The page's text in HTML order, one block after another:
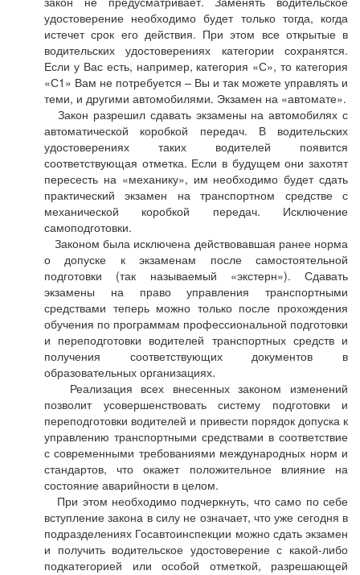
удостоверение необходимо будет только тогда, когда
истечет срок его действия. При этом все открытые в
водительских удостоверениях категории сохранятся.
Если у Вас есть, например, категория «С», то категория
«С1» Вам не потребуется – Вы и так можете управлять и
теми, и другими автомобилями. Экзамен на «автомате».
Закон разрешил сдавать экзамены на автомобилях с
автоматической коробкой передач. В водительских
удостоверениях таких водителей появится
соответствующая отметка. Если в будущем они захотят
пересесть на «механику», им необходимо будет сдать
практический экзамен на транспортном средстве с
механической коробкой передач. Исключение
самоподготовки.
Законом была исключена действовавшая ранее норма
о допуске к экзаменам после самостоятельной
подготовки (так называемый «экстерн»). Сдавать
экзамены на право управления транспортными
средствами теперь можно только после прохождения
обучения по программам профессиональной подготовки
и переподготовки водителей транспортных средств и
получения соответствующих документов в
образовательных организациях.
Реализация всех внесенных законом изменений
позволит усовершенствовать систему подготовки и
переподготовки водителей и привести порядок допуска к
управлению транспортными средствами в соответствие
с современными требованиями международных норм и
стандартов, что окажет положительное влияние на
состояние аварийности в целом.
При этом необходимо подчеркнуть, что само по себе
вступление закона в силу не означает, что уже сегодня в
подразделениях Госавтоинспекции можно сдать экзамен
и получить водительское удостоверение с какой-либо
подкатегорией или особой отметкой, разрешающей